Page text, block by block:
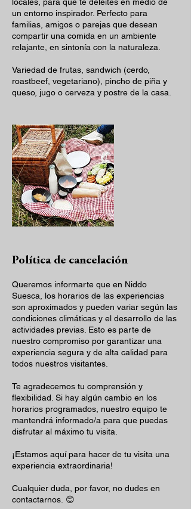
un entorno inspirador. Perfecto para
familias, amigos o parejas que desean
compartir una comida en un ambiente
relajante, en sintonía con la naturaleza.
Variedad de frutas, sandwich (cerdo,
roastbeef, vegetariano), pincho de piña y
queso, jugo o cerveza y postre de la casa.
Política de cancelación
Queremos informarte que en Niddo
Suesca, los horarios de las experiencias
son aproximados y pueden variar según las
condiciones climáticas y el desarrollo de las
actividades previas. Esto es parte de
nuestro compromiso por garantizar una
experiencia segura y de alta calidad para
todos nuestros visitantes.
Te agradecemos tu comprensión y
flexibilidad. Si hay algún cambio en los
horarios programados, nuestro equipo te
mantendrá informado/a para que puedas
disfrutar al máximo tu visita.
¡Estamos aquí para hacer de tu visita una
experiencia extraordinaria!
Cualquier duda, por favor, no dudes en
contactarnos. 😊